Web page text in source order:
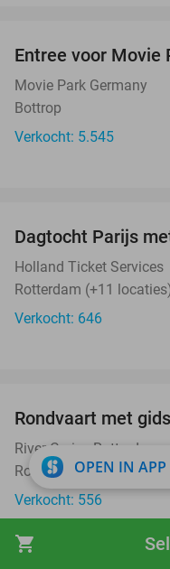
shopping_cart
Entree voor Movie
Movie Park Germany
Bottrop
Verkocht: 5.545
Dagtocht Parijs
Holland Ticket Services
Rotterdam (+11
Verkocht: 646
Rondvaart met
River Cruise Rotterdam
Rotterdam
Verkocht: 556
OPEN IN APP